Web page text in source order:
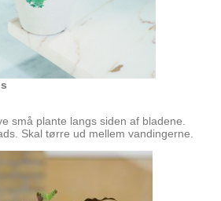
små plante langs siden af bladene.
Skal tørre ud mellem vandingerne.